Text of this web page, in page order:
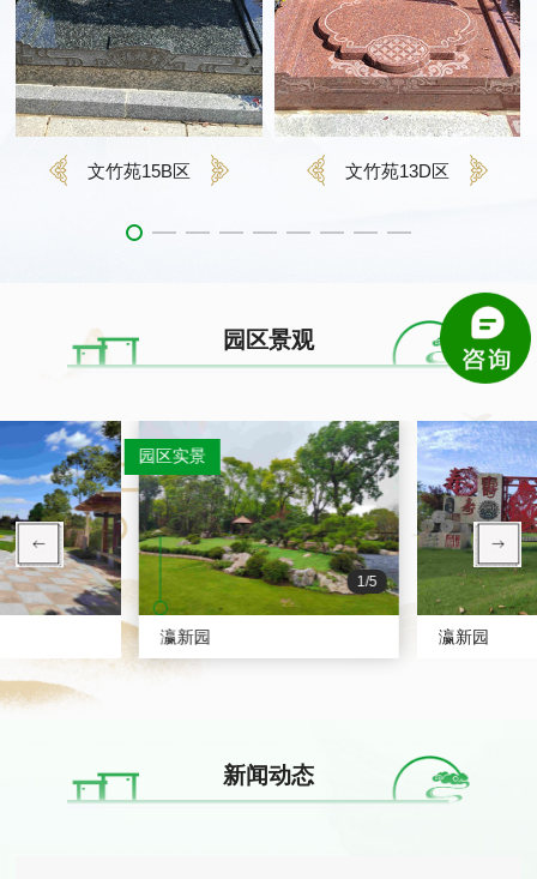
文竹苑15B区 文竹苑13D区
园区景观
瀛新园
园区实景
1/5
瀛新园
新闻动态